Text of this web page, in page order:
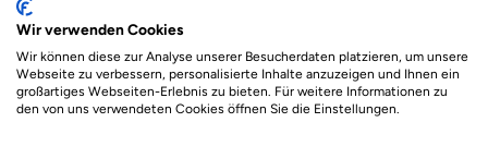
Qualitätsvoraussetzungen
Partner-Login
Das Ökosystem für beste Ver- und Entsorgung
Wir verwenden Cookies
Wir können diese zur Analyse unserer Besucherdaten platzieren, um unsere
Webseite zu verbessern, personalisierte Inhalte anzuzeigen und Ihnen ein
großartiges Webseiten-Erlebnis zu bieten. Für weitere Informationen zu
den von uns verwendeten Cookies öffnen Sie die Einstellungen.